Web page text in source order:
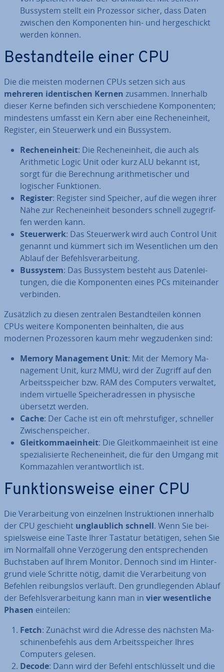
Bussystem stellt ein Prozessor sicher, dass Daten
zwischen den Kom­po­nen­ten hin- und her­ge­schickt
werden können.
Be­stand­tei­le einer CPU
Die die meisten modernen CPUs setzen sich aus
mehreren iden­ti­schen Kernen zusammen. Innerhalb
dieser Kerne befinden sich ver­schie­de­ne Kom­po­nen­ten;
min­des­tens umfasst ein Kern aber eine Re­chen­ein­heit,
Register, ein Steu­er­werk und ein Bussystem.
Re­chen­ein­heit: Die Re­chen­ein­heit, die auch als
Arith­me­tic Logic Unit oder kurz ALU bekannt ist,
sorgt für die Be­rech­nung arith­me­ti­scher und
logischer Funk­tio­nen.
Register: Register sind Speicher, auf die wegen ihrer
Nähe zur Re­chen­ein­heit besonders schnell zu­ge­grif­
fen werden kann.
Steu­er­werk: Das Steu­er­werk wird auch Control Unit
genannt und kümmert sich im We­sent­li­chen um den
Ablauf der Be­fehls­ver­ar­bei­tung.
Bussystem: Das Bussystem besteht aus Da­ten­lei­
tun­gen, die die Kom­po­nen­ten eines PCs mit­ein­an­der
verbinden.
Zu­sätz­lich zu diesen zentralen Be­stand­tei­len können
CPUs weitere Kom­po­nen­ten be­inhal­ten, die aus
modernen Pro­zes­so­ren kaum mehr weg­zu­den­ken sind:
Memory Ma­nage­ment Unit: Mit der Memory Ma­
nage­ment Unit, kurz MMU, wird der Zugriff auf den
Ar­beits­spei­cher bzw. RAM des Computers verwaltet,
indem virtuelle Spei­cher­adres­sen in physische
übersetzt werden.
Cache: Der Cache ist ein oft mehr­stu­fi­ger, schneller
Zwi­schen­spei­cher.
Gleit­kom­ma­ein­heit: Die Gleit­kom­ma­ein­heit ist eine
spe­zia­li­sier­te Re­chen­ein­heit, die für den Umgang mit
Kom­ma­zah­len ver­ant­wort­lich ist.
Funk­ti­ons­wei­se einer CPU
Die Ver­ar­bei­tung von einzelnen In­struk­tio­nen innerhalb
der CPU geschieht un­glaub­lich schnell. Wenn Sie bei­
spiels­wei­se eine Taste Ihrer Tastatur betätigen, sehen Sie
im Nor­mal­fall ohne Ver­zö­ge­rung den ent­spre­chen­den
Buch­sta­ben auf Ihrem Monitor. Dennoch sind im Hin­ter­
grund viele Schritte nötig, damit die Ver­ar­bei­tung von
Befehlen rei­bungs­los verläuft. Den grund­le­gen­den Ablauf
der Be­fehls­ver­ar­bei­tung kann man in vier we­sent­li­che
Phasen einteilen:
Fetch: Zunächst wird die Adresse des nächsten Ma­
schi­nen­be­fehls aus dem Ar­beits­spei­cher Ihres
Computers gelesen.
Decode: Dann wird der Befehl ent­schlüs­selt und die